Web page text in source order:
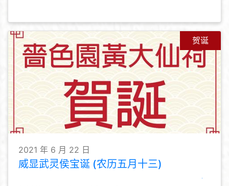
贺诞
2021 年 6 月 22 日
威显武灵侯宝诞 (农历五月十三)